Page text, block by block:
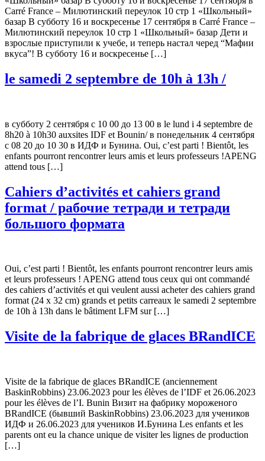
Carré France – Милютинский переулок 10 стр 1 «Школьный»
базар В субботу 16 и воскресенье 17 сентября в Carré France –
Милютинский переулок 10 стр 1 «Школьный» базар Дети и
взрослые приступили к учебе, и теперь настал черед “Мафии
вкуса”! В субботу 16 и воскресенье […]
le samedi 2 septembre de 10h à 13h /
в субботу 2 сентября с 10 00 до 13 00 в le lund i 4 septembre de
8h20 à 10h30 auxsites IDF et Bounin/ в понедельник 4 сентября
с 08 20 до 10 30 в ИДФ и Бунина. Oui, c’est parti ! Bientôt, les
enfants pourront rencontrer leurs amis et leurs professeurs !APENG
attend tous […]
Cahiers d’activités et cahiers grand
format / рабочие тетради и тетради
большого формата
Oui, c’est parti ! Bientôt, les enfants pourront rencontrer leurs amis
et leurs professeurs ! APENG attend tous ceux qui ont commandé
des cahiers d’activités et qui veulent aussi acheter des cahiers grand
format (24 x 32 cm) grands et petits carreaux le samedi 2 septembre
de 10h à 13h dans le bâtiment LFM sur […]
Visite de la fabrique de glaces BRandICE
Visite de la fabrique de glaces BRandICE (anciennement
BaskinRobbins) 23.06.2023 pour les élèves de l’IDF et 26.06.2023
pour les élèves de l’I. Bunin Визит на фабрику мороженого
BRandICE (бывший BaskinRobbins) 23.06.2023 для учеников
ИДФ и 26.06.2023 для учеников И.Бунина Les enfants et les
parents ont eu la chance unique de visiter les lignes de production
[…]